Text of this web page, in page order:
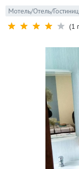
Мотель/Отель/
(1